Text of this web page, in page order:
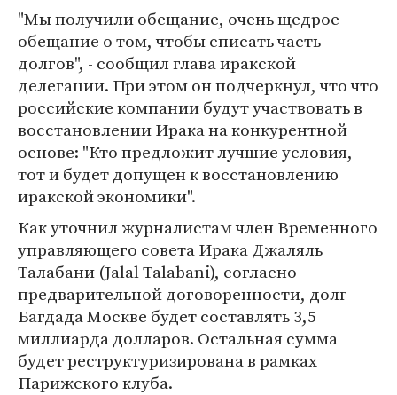
"Мы получили обещание, очень щедрое
обещание о том, чтобы списать часть
долгов", - сообщил глава иракской
делегации. При этом он подчеркнул, что что
российские компании будут участвовать в
восстановлении Ирака на конкурентной
основе: "Кто предложит лучшие условия,
тот и будет допущен к восстановлению
иракской экономики".
Как уточнил журналистам член Временного
управляющего совета Ирака Джаляль
Талабани (Jalal Talabani), согласно
предварительной договоренности, долг
Багдада Москве будет составлять 3,5
миллиарда долларов. Остальная сумма
будет реструктуризирована в рамках
Парижского клуба.